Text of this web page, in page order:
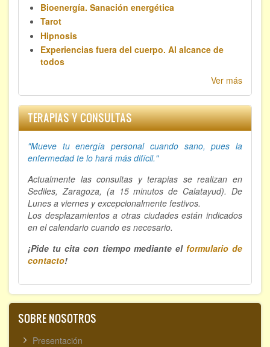
Bioenergía. Sanación energética
Tarot
Hipnosis
Experiencias fuera del cuerpo. Al alcance de
todos
Ver más
TERAPIAS Y CONSULTAS
"Mueve tu energía personal cuando sano, pues la
enfermedad te lo hará más difícil."
Actualmente las consultas y terapias se realizan en
Sediles, Zaragoza, (a 15 minutos de Calatayud). De
Lunes a viernes y excepcionalmente festivos.
Los desplazamientos a otras ciudades están indicados
en el calendario cuando es necesario.
¡Pide tu cita con tiempo mediante el formulario de
contacto!
SOBRE NOSOTROS
Presentación